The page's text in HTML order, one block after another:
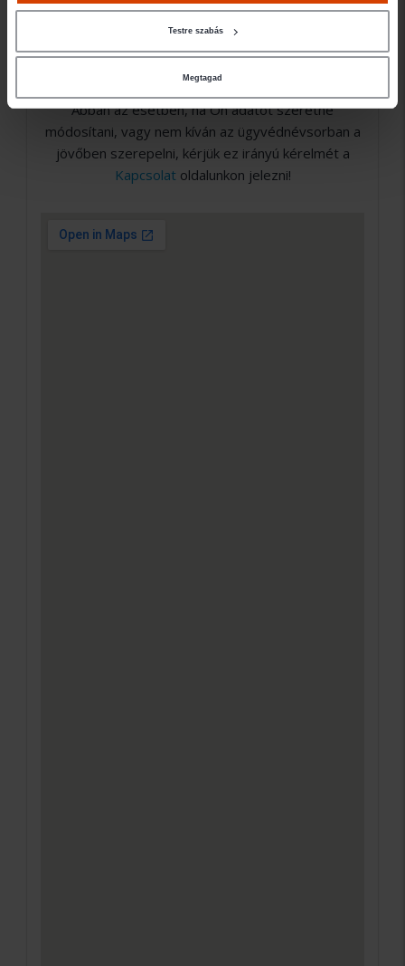
Testre szabás
Megtagad
elérhetőségét a Magyar Ügyvédi Kamara Országos
Abban az esetben, ha Ön adatot szeretne
módosítani, vagy nem kíván az ügyvédnévsorban a
jövőben szerepelni, kérjük ez irányú kérelmét a
Kapcsolatoldalunkon jelezni!